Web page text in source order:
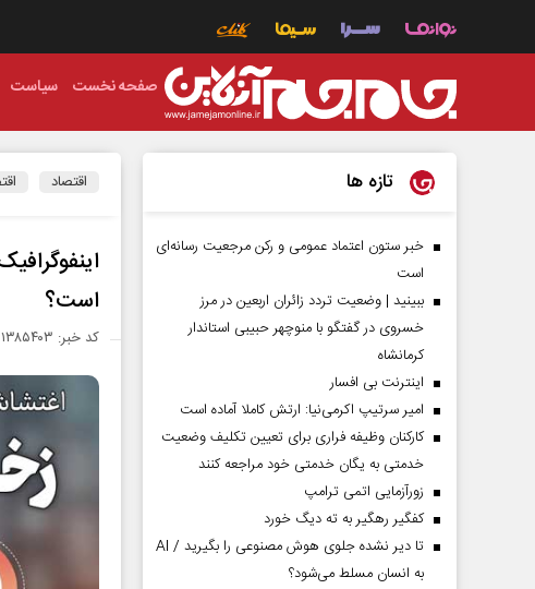
صفحه نخست سیاست
اقتصاد
است؟
کد خبر: ۱۳۸۵۴۰۳
تازه ها
خبر ستون اعتماد عمومی و رکن مرجعیت رسانه‌ای
است
ببینید | وضعیت تردد زائران اربعین در مرز
خسروی در گفتگو با منوچهر حبیبی استاندار
کرمانشاه
اینترنت بی افسار
امیر سرتیپ اکرمی‌نیا: ارتش کاملا آماده است
کارکنان وظیفه فراری برای تعیین تکلیف وضعیت
خدمتی به یگان خدمتی خود مراجعه کنند
زورآزمایی اتمی ترامپ
کفگیر رهگیر به ته دیگ خورد
تا دیر نشده جلوی هوش مصنوعی را بگیرید / AI
به انسان مسلط می‌شود؟